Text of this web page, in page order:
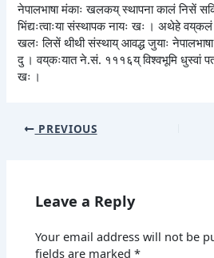
नेपालभाषा मंकाः खलकय् स्थापना कालं निसें
भिंद्यःत्वाःया संस्थापक नायः खः । अथेहे
खलः लिसें थीथी संस्थाय् आवद्ध जुयाः नेपालभाषा
दु । वय्‌कःयात ने.सं. १११६य् विश्वभूमि धुस्वां
खः ।
PREVIOUS
Leave a Reply
Your email address will not be
fields are marked*